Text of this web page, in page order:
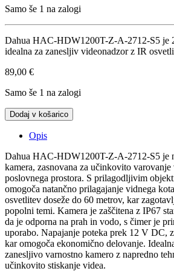
Samo še 1 na zalogi
Dahua HAC-HDW1200T-Z-A-2712-S5 je
idealna za zanesljiv videonadzor z IR
89,00 €
Samo še 1 na zalogi
Dahua
HAC-
HDW1200T-
A-
2712-
S5
quantity
Dodaj v košarico
Opis
Dahua HAC-HDW1200T-Z-A-2712-S5 je
kamera, zasnovana za učinkovito varovanje
poslovnega prostora. S prilagodljivim
omogoča natančno prilagajanje vidnega
osvetlitev doseže do 60 metrov, kar
popolni temi. Kamera je zaščitena z IP67
da je odporna na prah in vodo, s čimer je
uporabo. Napajanje poteka prek 12 V DC,
kar omogoča ekonomično delovanje.
zanesljivo varnostno kamero z napredno
učinkovito stiskanje videa.